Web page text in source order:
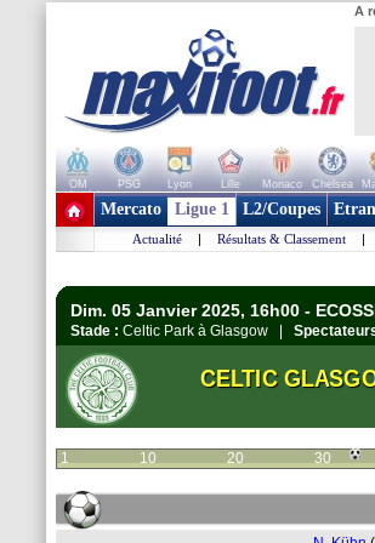
A
OM PSG Lyon Lille Monaco Chelsea
+ de clubs
Mercato Ligue 1 L2/Coupes
Actualité | Résultats & Classement |
Dim. 05 Janvier 2025, 16h00 -
Stade : Celtic Park à Glasgow |
CELTIC
1 10 20 30